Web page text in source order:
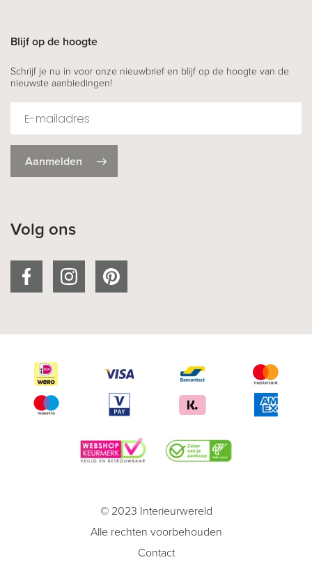
Blijf op de hoogte
Schrijf je nu in voor onze nieuwbrief en blijf op de hoogte van de
nieuwste aanbiedingen!
Aanmelden
Volg ons
© 2023 Interieurwereld
Alle rechten voorbehouden
Contact